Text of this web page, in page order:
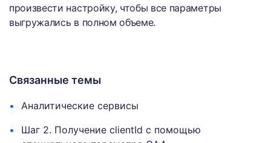
произвести настройку, чтобы все параметры
выгружались в полном объеме.
Связанные темы
Аналитические сервисы
Шаг 2. Получение clientId с помощью